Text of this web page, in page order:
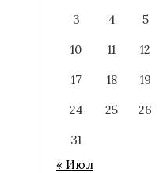
3
4 5
10
11 12
17
18 19
24
25 26
31
« Июл